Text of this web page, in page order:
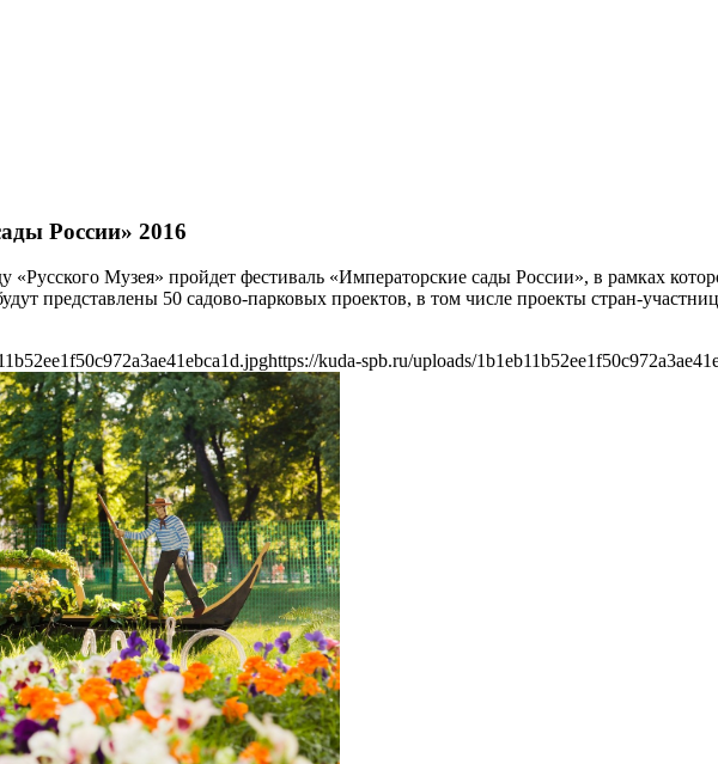
России» 2016
Музея» пройдет фестиваль «Императорские сады России», в рамках
представлены 50 садово-парковых проектов, в том числе проекты стран-
https://kuda-spb.ru/uploads/